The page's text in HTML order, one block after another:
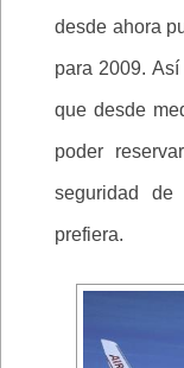
desde ahora
para 2009.
que desde
poder
seguridad
prefiera.